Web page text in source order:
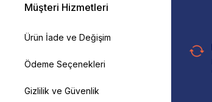
Müşteri Hizmetleri
Ürün İade ve Değişim
Ödeme Seçenekleri
Gizlilik ve Güvenlik